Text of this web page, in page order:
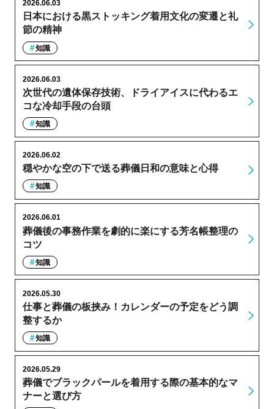
日本における黒ストッキング着用文化の変遷と礼
節の精神
2026.06.03
知識
次世代の遺体保存技術、ドライアイスに代わるエ
コな冷却手段の台頭
2026.06.03
知識
穏やかな空の下で送る葬儀日和の意味と心得
2026.06.02
知識
葬儀後の事務作業を劇的に楽にする芳名帳整理の
コツ
2026.06.01
知識
仕事と葬儀の板挟み！カレンダーの予定をどう調
整するか
2026.05.30
知識
葬儀でブラックパールを着用する際の基本的なマ
ナーと選び方
2026.05.29